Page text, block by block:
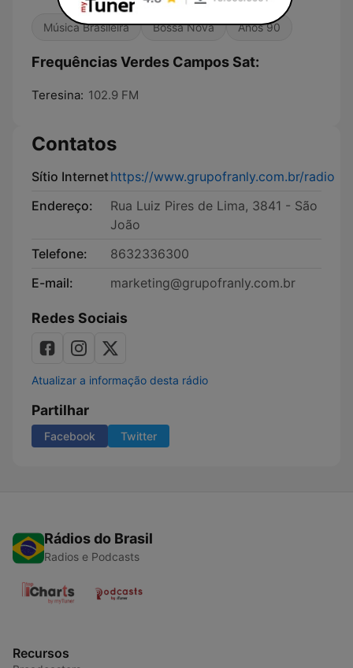
Música Brasileira Bossa Nova Anos 90
Frequências Verdes Campos Sat:
Teresina: 102.9 FM
Contatos
Sítio Internethttps://www.grupofranly.com.br/radio
Endereço:
Rua Luiz Pires de Lima, 3841 - São
João
Telefone:
8632336300
E-mail:
marketing@grupofranly.com.br
Redes Sociais
Atualizar a informação desta rádio
Partilhar
Facebook Twitter
Rádios do Brasil
Radios e Podcasts
Recursos